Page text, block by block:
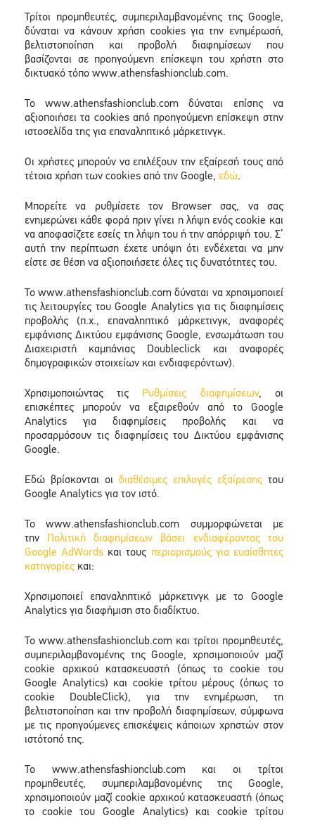
Τρίτοι προμηθευτές, συμπεριλαμβανομένης της Google,
δύναται να κάνουν χρήση cookies για την ενημέρωσή,
βελτιστοποίηση και προβολή διαφημίσεων που
βασίζονται σε προηγούμενη επίσκεψη του χρήστη στο
δικτυακό τόπο www.athensfashionclub.com.
To www.athensfashionclub.com δύναται επίσης να
αξιοποιήσει τα cookies από προηγούμενη επίσκεψη στην
ιστοσελίδα της για επαναληπτικό μάρκετινγκ.
Οι χρήστες μπορούν να επιλέξουν την εξαίρεσή τους από
τέτοια χρήση των cookies από την Google, εδώ.
Μπορείτε να ρυθμίσετε τον Browser σας, να σας
ενημερώνει κάθε φορά πριν γίνει η λήψη ενός cookie και
να αποφασίζετε εσείς τη λήψη του ή την απόρριψή του. Σ’
αυτή την περίπτωση έχετε υπόψη ότι ενδέχεται να μην
είστε σε θέση να αξιοποιήσετε όλες τις δυνατότητες του.
To www.athensfashionclub.com δύναται να χρησιμοποιεί
τις λειτουργίες του Google Analytics για τις διαφημίσεις
προβολής (π.χ., επαναληπτικό μάρκετινγκ, αναφορές
εμφάνισης Δικτύου εμφάνισης Google, ενσωμάτωση του
Διαχειριστή καμπάνιας Doubleclick και αναφορές
δημογραφικών στοιχείων και ενδιαφερόντων).
Χρησιμοποιώντας τις Ρυθμίσεις διαφημίσεων, οι
επισκέπτες μπορούν να εξαιρεθούν από το Google
Analytics για διαφημίσεις προβολής και να
προσαρμόσουν τις διαφημίσεις του Δικτύου εμφάνισης
Google.
Εδώ βρίσκονται οι διαθέσιμες επιλογές εξαίρεσηςτου
Google Analytics για τον ιστό.
To www.athensfashionclub.com συμμορφώνεται με
την
Πολιτική διαφημίσεων βάσει ενδιαφέροντος του
Google AdWords και τους περιορισμούς για ευαίσθητες
κατηγορίες και:
Χρησιμοποιεί επαναληπτικό μάρκετινγκ με το Google
Analytics για διαφήμιση στο διαδίκτυο.
To www.athensfashionclub.com και τρίτοι προμηθευτές,
συμπεριλαμβανομένης της Google, χρησιμοποιούν μαζί
cookie αρχικού κατασκευαστή (όπως το cookie του
Google Analytics) και cookie τρίτου μέρους (όπως το
cookie DoubleClick), για την ενημέρωση, τη
βελτιστοποίηση και την προβολή διαφημίσεων, σύμφωνα
με τις προηγούμενες επισκέψεις κάποιων χρηστών στον
ιστότοπό της.
To www.athensfashionclub.com και οι τρίτοι
προμηθευτές, συμπεριλαμβανομένης της Google,
χρησιμοποιούν μαζί cookie αρχικού κατασκευαστή (όπως
το cookie του Google Analytics) και cookie τρίτου